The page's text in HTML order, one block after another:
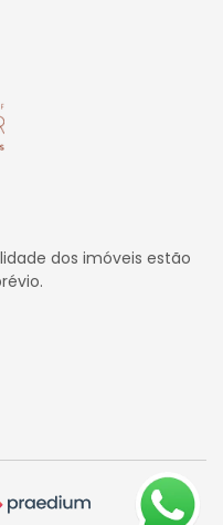
dos imóveis estão